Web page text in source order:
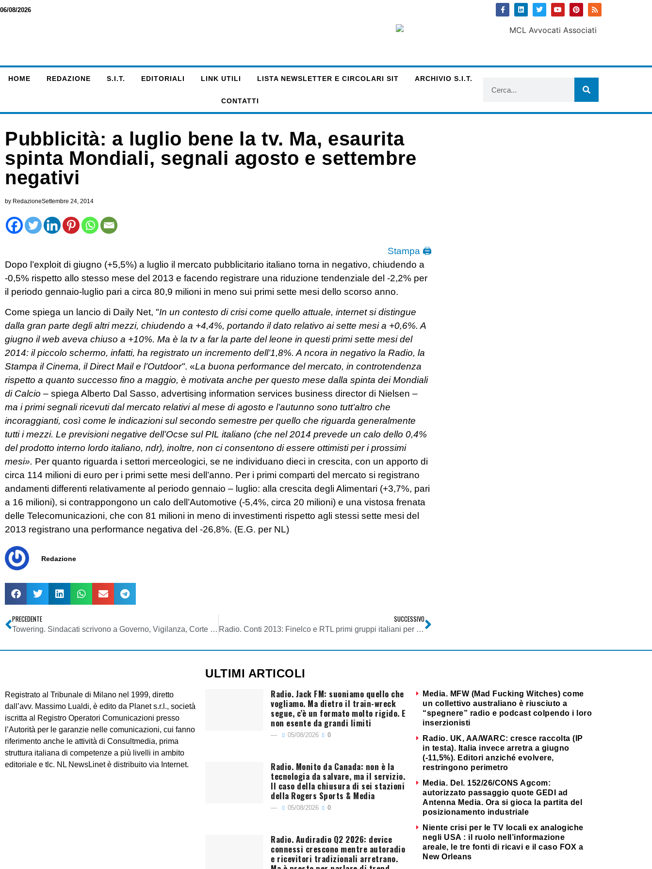
06/08/2026
HOME REDAZIONE S.I.T. EDITORIALI LINK UTILI LISTA NEWSLETTER E CIRCOLARI SIT ARCHIVIO S.I.T.
CONTATTI
Pubblicità: a luglio bene la tv. Ma, esaurita
spinta Mondiali, segnali agosto e settembre
negativi
by RedazioneSettembre 24, 2014
Stampa 🖨
Dopo l’exploit di giugno (+5,5%) a luglio il mercato pubblicitario italiano torna in negativo, chiudendo a
-0,5% rispetto allo stesso mese del 2013 e facendo registrare una riduzione tendenziale del -2,2% per
il periodo gennaio-luglio pari a circa 80,9 milioni in meno sui primi sette mesi dello scorso anno.
Come spiega un lancio di Daily Net, "In un contesto di crisi come quello attuale, internet si distingue
dalla gran parte degli altri mezzi, chiudendo a +4,4%, portando il dato relativo ai sette mesi a +0,6%. A
giugno il web aveva chiuso a +10%. Ma è la tv a far la parte del leone in questi primi sette mesi del
2014: il piccolo schermo, infatti, ha registrato un incremento dell’1,8%. A ncora in negativo la Radio, la
Stampa il Cinema, il Direct Mail e l’Outdoor". «La buona performance del mercato, in controtendenza
rispetto a quanto successo fino a maggio, è motivata anche per questo mese dalla spinta dei Mondiali
di Calcio – spiega Alberto Dal Sasso, advertising information services business director di Nielsen –
ma i primi segnali ricevuti dal mercato relativi al mese di agosto e l’autunno sono tutt’altro che
incoraggianti, così come le indicazioni sul secondo semestre per quello che riguarda generalmente
tutti i mezzi. Le previsioni negative dell’Ocse sul PIL italiano (che nel 2014 prevede un calo dello 0,4%
del prodotto interno lordo italiano, ndr), inoltre, non ci consentono di essere ottimisti per i prossimi
mesi». Per quanto riguarda i settori merceologici, se ne individuano dieci in crescita, con un apporto di
circa 114 milioni di euro per i primi sette mesi dell’anno. Per i primi comparti del mercato si registrano
andamenti differenti relativamente al periodo gennaio – luglio: alla crescita degli Alimentari (+3,7%, pari
a 16 milioni), si contrappongono un calo dell’Automotive (-5,4%, circa 20 milioni) e una vistosa frenata
delle Telecomunicazioni, che con 81 milioni in meno di investimenti rispetto agli stessi sette mesi del
2013 registrano una performance negativa del -26,8%. (E.G. per NL)
Redazione
PRECEDENTE
Towering. Sindacati scrivono a Governo, Vigilanza, Corte dei Conti, Consob e Agcom su caso RAIWAY
SUCCESSIVO
Radio. Conti 2013: Finelco e RTL primi gruppi italiani per fatturato complessivo e per emittente
Registrato al Tribunale di Milano nel 1999, diretto
dall’avv. Massimo Lualdi, è edito da Planet s.r.l., società
iscritta al Registro Operatori Comunicazioni presso
l’Autorità per le garanzie nelle comunicazioni, cui fanno
riferimento anche le attività di Consultmedia, prima
struttura italiana di competenze a più livelli in ambito
editoriale e tlc. NL NewsLinet è distribuito via Internet.
ULTIMI ARTICOLI
Radio. Jack FM: suoniamo quello che
vogliamo. Ma dietro il train-wreck
segue, c’è un formato molto rigido. E
non esente da grandi limiti
05/08/2026 0
Radio. Monito da Canada: non è la
tecnologia da salvare, ma il servizio.
Il caso della chiusura di sei stazioni
della Rogers Sports & Media
05/08/2026 0
Radio. Audiradio Q2 2026: device
connessi crescono mentre autoradio
e ricevitori tradizionali arretrano.
Media. MFW (Mad Fucking Witches) come
un collettivo australiano è riusciuto a
“spegnere” radio e podcast colpendo i loro
inserzionisti
Radio. UK, AA/WARC: cresce raccolta (IP
in testa). Italia invece arretra a giugno
(-11,5%). Editori anziché evolvere,
restringono perimetro
Media. Del. 152/26/CONS Agcom:
autorizzato passaggio quote GEDI ad
Antenna Media. Ora si gioca la partita del
posizionamento industriale
Niente crisi per le TV locali ex analogiche
negli USA : il ruolo nell’informazione
areale, le tre fonti di ricavi e il caso FOX a
New Orleans